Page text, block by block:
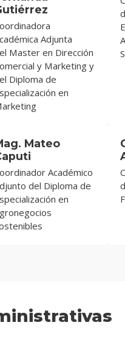
Adjunta
Master en Dirección
y Marketing y
Diploma de
en
Mateo
Académico
del Diploma de
en